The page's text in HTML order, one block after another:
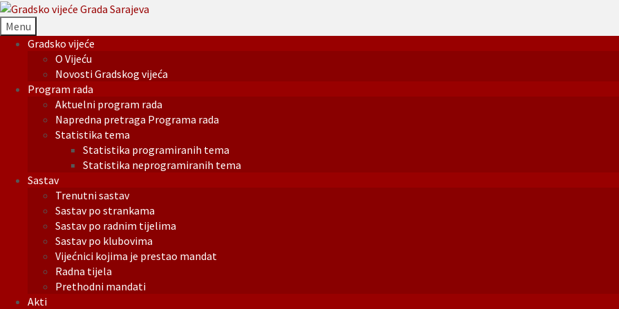
Menu
Gradsko vijeće
O Vijeću
Novosti Gradskog vijeća
Program rada
Aktuelni program rada
Napredna pretraga Programa rada
Statistika tema
Statistika programiranih tema
Statistika neprogramiranih tema
Sastav
Trenutni sastav
Sastav po strankama
Sastav po radnim tijelima
Sastav po klubovima
Vijećnici kojima je prestao mandat
Radna tijela
Prethodni mandati
Akti